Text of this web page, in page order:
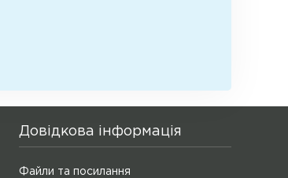
Довідкова інформація
Файли та посилання